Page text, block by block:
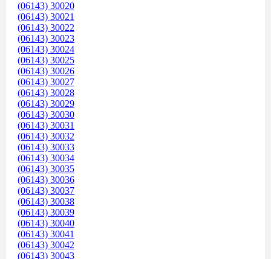
(06143) 30020
(06143) 30021
(06143) 30022
(06143) 30023
(06143) 30024
(06143) 30025
(06143) 30026
(06143) 30027
(06143) 30028
(06143) 30029
(06143) 30030
(06143) 30031
(06143) 30032
(06143) 30033
(06143) 30034
(06143) 30035
(06143) 30036
(06143) 30037
(06143) 30038
(06143) 30039
(06143) 30040
(06143) 30041
(06143) 30042
(06143) 30043